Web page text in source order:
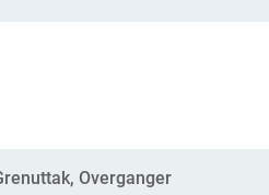
Overganger